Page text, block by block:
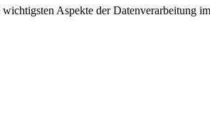
Aspekte der Datenverarbeitung